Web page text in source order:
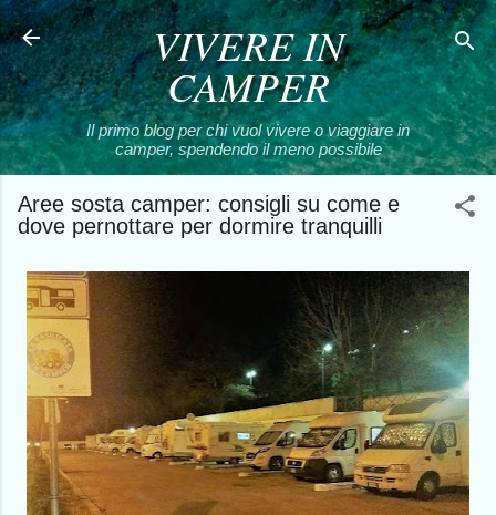
Passa ai contenuti principali
VIVERE IN
CAMPER
Il primo blog per chi vuol vivere o viaggiare in
camper, spendendo il meno possibile
Aree sosta camper: consigli su come e
dove pernottare per dormire tranquilli